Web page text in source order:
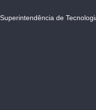
Superintendência de